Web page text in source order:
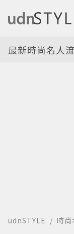
最新時尚名人
udnSTYLE 時尚